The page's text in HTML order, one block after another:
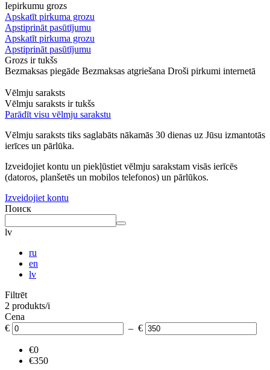
Iepirkumu grozs
Apskatīt pirkuma grozu
Apstiprināt pasūtījumu
Apskatīt pirkuma grozu
Apstiprināt pasūtījumu
Grozs ir tukšs
Bezmaksas piegāde Bezmaksas atgriešana Droši pirkumi internetā
Vēlmju saraksts
Vēlmju saraksts ir tukšs
Parādīt visu vēlmju sarakstu
Vēlmju saraksts tiks saglabāts nākamās 30 dienas uz Jūsu izmantotās
ierīces un pārlūka.
Izveidojiet kontu un piekļūstiet vēlmju sarakstam visās ierīcēs
(datoros, planšetēs un mobilos telefonos) un pārlūkos.
Izveidojiet kontu
Поиск
lv
ru
en
lv
Filtrēt
2 produkts/i
Cena
€
– €
€0
€350